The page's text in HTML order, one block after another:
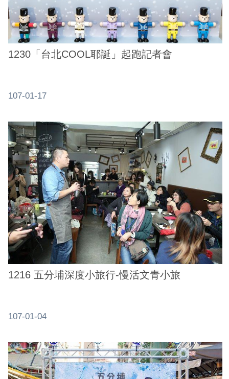
管
商
業
與
導
商
圈
廊
帶
介
紹
影
音
專
區
導
回
首
1230「台北COOL耶誕」起跑記者會
107-01-17
1216 五分埔深度小旅行-慢活文青小旅
107-01-04